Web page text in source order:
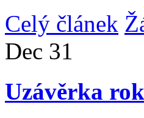
Celý článek
Dec 31
Uzávěrka